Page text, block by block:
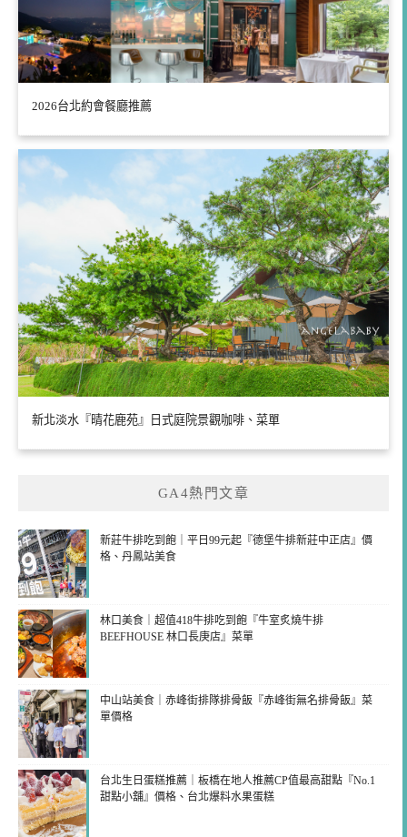
2026台北約會餐廳推薦
新北淡水『晴花鹿苑』日式庭院景觀咖啡、菜單
GA4熱門文章
新莊牛排吃到飽｜平日99元起『德堡牛排新莊中正店』價
格、丹鳳站美食
林口美食｜超值418牛排吃到飽『牛室炙燒牛排
BEEFHOUSE 林口長庚店』菜單
中山站美食｜赤峰街排隊排骨飯『赤峰街無名排骨飯』菜
單價格
台北生日蛋糕推薦｜板橋在地人推薦CP值最高甜點『No.1
甜點小舖』價格、台北爆料水果蛋糕